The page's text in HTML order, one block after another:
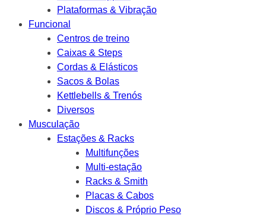
Plataformas & Vibração
Funcional
Centros de treino
Caixas & Steps
Cordas & Elásticos
Sacos & Bolas
Kettlebells & Trenós
Diversos
Musculação
Estações & Racks
Multifunções
Multi-estação
Racks & Smith
Placas & Cabos
Discos & Próprio Peso